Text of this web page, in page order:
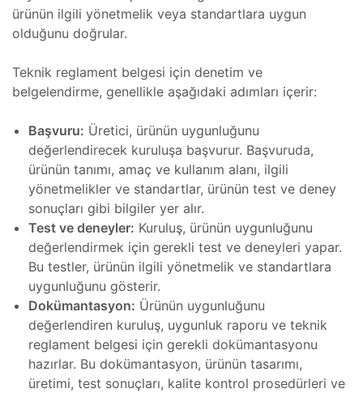
Bakım
ürünün ilgili yönetmelik veya standartlara uygun
olduğunu doğrular.
Teknik reglament belgesi için denetim ve
belgelendirme, genellikle aşağıdaki adımları içerir:
Başvuru: Üretici, ürünün uygunluğunu
değerlendirecek kuruluşa başvurur. Başvuruda,
ürünün tanımı, amaç ve kullanım alanı, ilgili
yönetmelikler ve standartlar, ürünün test ve deney
sonuçları gibi bilgiler yer alır.
Test ve deneyler: Kuruluş, ürünün uygunluğunu
değerlendirmek için gerekli test ve deneyleri yapar.
Bu testler, ürünün ilgili yönetmelik ve standartlara
uygunluğunu gösterir.
Dokümantasyon: Ürünün uygunluğunu
değerlendiren kuruluş, uygunluk raporu ve teknik
reglament belgesi için gerekli dokümantasyonu
hazırlar. Bu dokümantasyon, ürünün tasarımı,
üretimi, test sonuçları, kalite kontrol prosedürleri ve
Plug-